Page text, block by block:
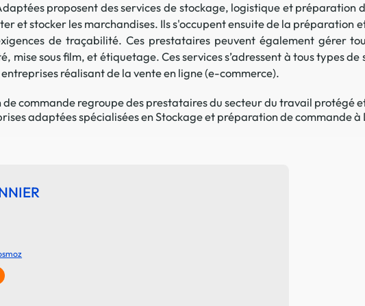
La promotion de
Cultiver son
Le Club
Je communique
Votre visibilité
proposent des services de stockage, logistique et
et stocker les marchandises. Ils s'occupent ensuite de la préparation
de traçabilité. Ces prestataires peuvent également gérer
mise sous film, et étiquetage. Ces services s’adressent à tous types
réalisant de la vente en ligne (e-commerce).
commande regroupe des prestataires du secteur du travail protégé
adaptées spécialisées en Stockage et préparation de commande